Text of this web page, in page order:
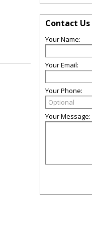
Contact Us
Your Name:
Your Email:
Your Phone:
Your Message: